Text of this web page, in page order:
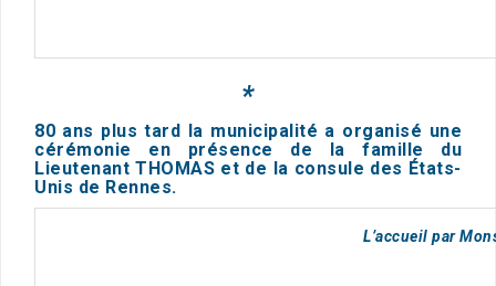
*
80 ans plus tard la municipalité a organisé une
cérémonie en présence de la famille du
Lieutenant THOMAS et de la consule des États-
Unis de Rennes.
L’accueil par